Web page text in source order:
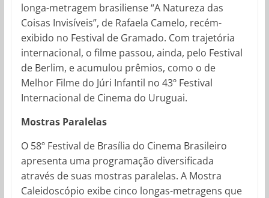
longa-metragem brasiliense “A Natureza das
Coisas Invisíveis”, de Rafaela Camelo, recém-
exibido no Festival de Gramado. Com trajetória
internacional, o filme passou, ainda, pelo Festival
de Berlim, e acumulou prêmios, como o de
Melhor Filme do Júri Infantil no 43º Festival
Internacional de Cinema do Uruguai.
Mostras Paralelas
O 58º Festival de Brasília do Cinema Brasileiro
apresenta uma programação diversificada
através de suas mostras paralelas. A Mostra
Caleidoscópio exibe cinco longas-metragens que